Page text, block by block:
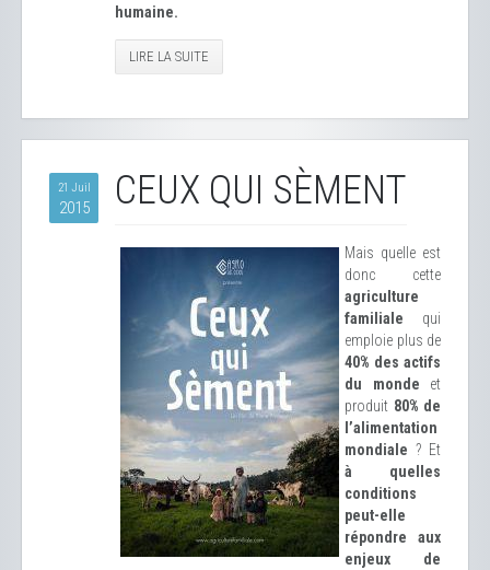
humaine.
LIRE LA SUITE
21 Juil
2015 CEUX QUI SÈMENT
Mais quelle est
donc cette
agriculture
familiale qui
emploie plus de
40% des actifs
du monde et
produit 80% de
l’alimentation
mondiale ? Et
à quelles
conditions
peut-elle
répondre aux
enjeux de